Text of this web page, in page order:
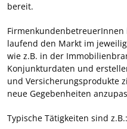
bereit.
laufend den Markt im
wie z.B. in der
Konjunkturdaten und
und Versicherungsprodukte
neue Gegebenheiten
Typische Tätigkeiten sind z.B.: